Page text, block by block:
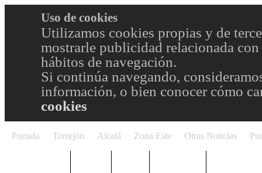
Uso de cookies
Utilizamos cookies propias y de
mostrarle publicidad relacionada
hábitos de navegación.
Si continúa navegando,
información, o bien conocer cómo
cookies
Portada Torrejón Alcalá Zona Este Otras Noticias